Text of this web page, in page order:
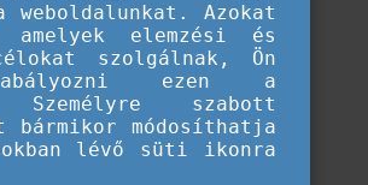
Betöltés...
weboldalunkat. Azokat
elemzési és
szolgálnak, Ön
ezen a
szabott
módosíthatja
lévő süti ikonra